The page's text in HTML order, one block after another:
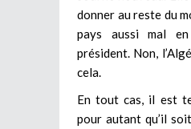
donner au reste du
pays aussi mal
président. Non,
cela.
En tout cas, il est
pour autant qu’il